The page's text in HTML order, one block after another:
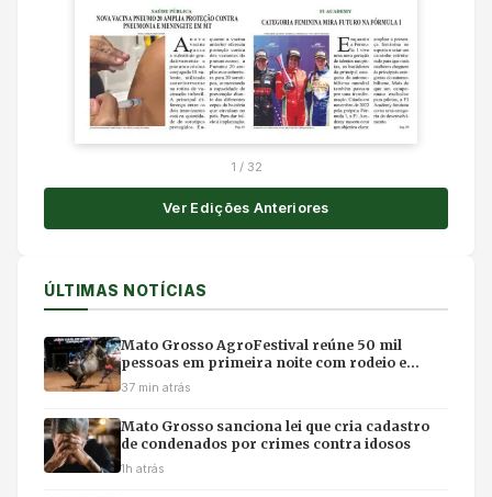
1 / 32
Ver Edições Anteriores
ÚLTIMAS NOTÍCIAS
Mato Grosso AgroFestival reúne 50 mil
pessoas em primeira noite com rodeio e
shows em Cuiabá
37 min atrás
Mato Grosso sanciona lei que cria cadastro
de condenados por crimes contra idosos
1h atrás